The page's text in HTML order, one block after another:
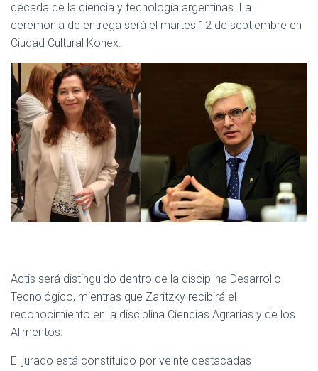
década de la ciencia y tecnología argentinas. La
ceremonia de entrega será el martes 12 de septiembre en
Ciudad Cultural Konex.
Actis será distinguido dentro de la disciplina Desarrollo
Tecnológico, mientras que Zaritzky recibirá el
reconocimiento en la disciplina Ciencias Agrarias y de los
Alimentos.
El jurado está constituido por veinte destacadas